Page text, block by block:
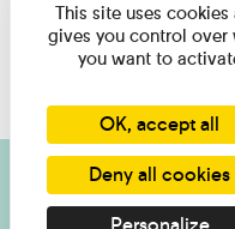
I
This site uses cookies
gives you control over
you want to
OK, accept all
Deny all cookies